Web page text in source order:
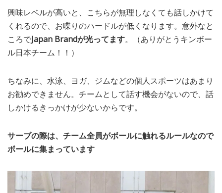
興味レベルが高いと、こちらが無理しなくても話しかけて
くれるので、お喋りのハードルが低くなります。意外なと
ころでJapan Brandが光ってます。（ありがとうキンボー
ル日本チーム！！）
ちなみに、水泳、ヨガ、ジムなどの個人スポーツはあまり
お勧めできません。チームとして話す機会がないので、話
しかけるきっかけが少ないからです。
サーブの際は、チーム全員がボールに触れるルールなので
ボールに集まっています